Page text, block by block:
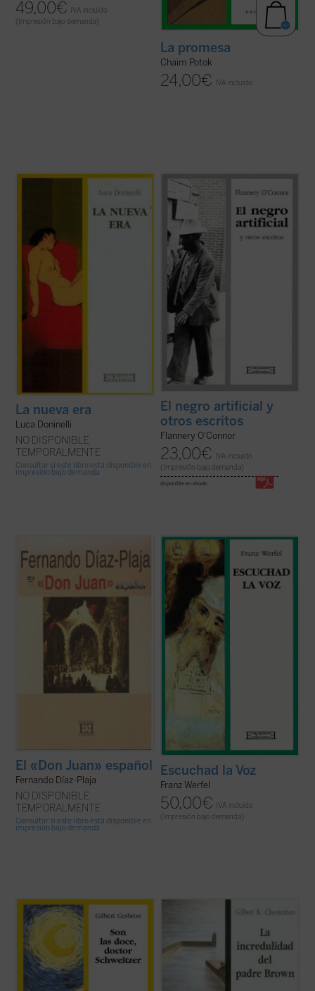
49,00€ IVA incluido
(Impresión bajo demanda)
La promesa
Chaim Potok
24,00€ IVA incluido
tranquilo profesor de literatura italiana, que
igualmente normal. Entre sus alumnas se
encuentra Clara, una joven extrovertida y
sincera que parece igual a sus ...
(ver ficha)
La nueva era
Luca Doninelli
NO DISPONIBLE
TEMPORALMENTE
Consultar si este libro está disponible en
impresión bajo demanda
«La presente antología de textos de
Flannery O'Connor es la primera publicada
en España. Dos de los ocho cuentos y los
tres ensayos se publicarán por primera
vez. [...] La selección ha sido ardua aunque,
por otro lado, estoy segura de que ...
ficha)
El negro artificial y
otros escritos
Flannery O'Connor
23,00€
IVA incluido
(Impresión bajo demanda)
disponible en ebook:
Juan. Es un estudio sobre cómo lo vieron y
juzgaron ---cada uno en su tiempo--- sus
«Galán» hasta la versión que del personaje
(ver
El «Don Juan» español
Fernando Díaz-Plaja
NO DISPONIBLE
TEMPORALMENTE
Consultar si este libro está disponible en
impresión bajo demanda
maestras del escritor austríaco Franz
Werfel. Narra la historia del profeta
Jeremías de Anatoth, a quien le tocó
conocer la ruina de la Casa de Israel y la
destrucción del Templo de Jerusalén. Su
vida ...
(ver ficha)
Escuchad la Voz
Franz Werfel
50,00€
IVA incluido
(Impresión bajo demanda)
Cinco personajes se presentan al juicio del
lector. Por un lado, el doctor Schweitzer,
protestante, quien por coherencia con sus
principios deja a su mujer y a su hija en
Silesia para construir un hospital en Gabón;
y el padre Carlos, sacerdote ...
(ver ficha)
Chesterton, con su acostumbrada
misterio de la vida y ante el desafío de lo
real. ¿Por qué nos habla en esta ocasión de
la incredulidad?
La «incredulidad» a la que se refiere el libro
es la que muestra ...
(ver ficha)